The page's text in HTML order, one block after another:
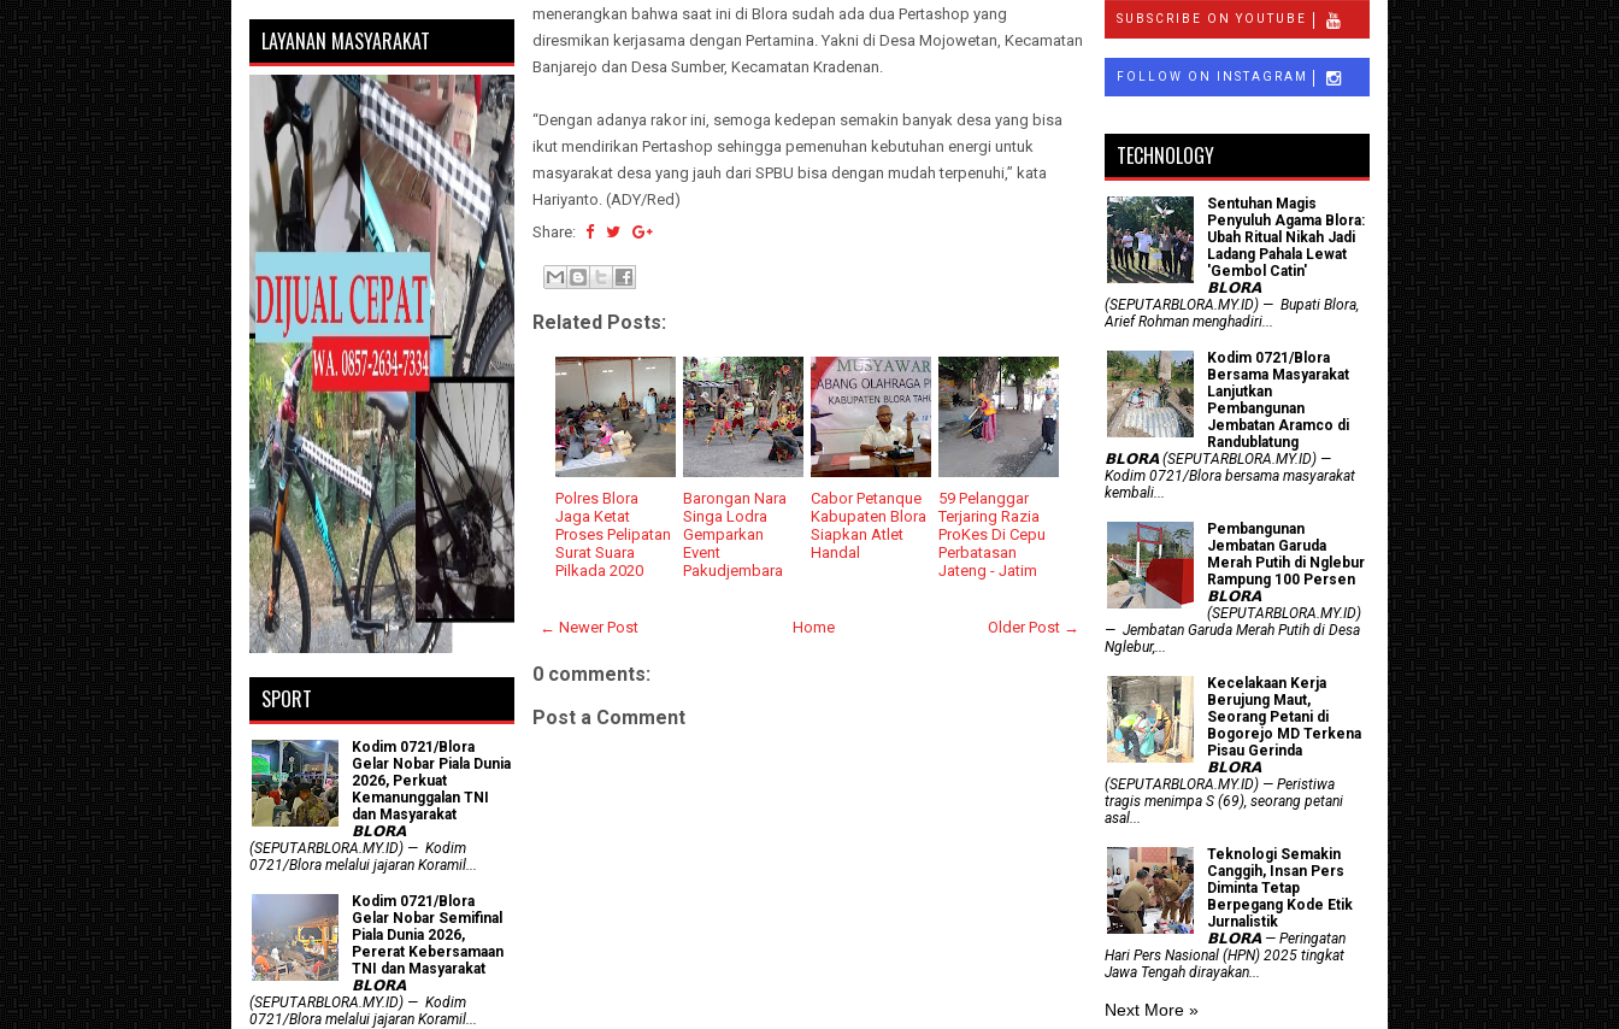
menerangkan bahwa saat ini di Blora sudah ada dua Pertashop yang
diresmikan kerjasama dengan Pertamina. Yakni di Desa Mojowetan, Kecamatan
Banjarejo dan Desa Sumber, Kecamatan Kradenan.
“Dengan adanya rakor ini, semoga kedepan semakin banyak desa yang bisa
ikut mendirikan Pertashop sehingga pemenuhan kebutuhan energi untuk
masyarakat desa yang jauh dari SPBU bisa dengan mudah terpenuhi,” kata
Hariyanto. (ADY/Red)
Share:
Related Posts:
Polres Blora
Jaga Ketat
Proses Pelipatan
Surat Suara
Pilkada 2020
Barongan Nara
Singa Lodra
Gemparkan
Event
Pakudjembara
Cabor Petanque
Kabupaten Blora
Siapkan Atlet
Handal
59 Pelanggar
Terjaring Razia
ProKes Di Cepu
Perbatasan
Jateng - Jatim
← Newer Post Older Post →
Home
0 comments:
Post a Comment
LAYANAN MASYARAKAT
SPORT
Kodim 0721/Blora
Gelar Nobar Piala Dunia
2026, Perkuat
Kemanunggalan TNI
dan Masyarakat
𝗕𝗟𝗢𝗥𝗔
(SEPUTARBLORA.MY.ID) — Kodim
0721/Blora melalui jajaran Koramil...
Kodim 0721/Blora
Gelar Nobar Semifinal
Piala Dunia 2026,
Pererat Kebersamaan
TNI dan Masyarakat
𝗕𝗟𝗢𝗥𝗔
(SEPUTARBLORA.MY.ID) — Kodim
0721/Blora melalui jajaran Koramil...
SUBSCRIBE ON YOUTUBE
FOLLOW ON INSTAGRAM
TECHNOLOGY
Sentuhan Magis
Penyuluh Agama Blora:
Ubah Ritual Nikah Jadi
Ladang Pahala Lewat
'Gembol Catin'
𝗕𝗟𝗢𝗥𝗔
(SEPUTARBLORA.MY.ID) — Bupati Blora,
Arief Rohman menghadiri...
Kodim 0721/Blora
Bersama Masyarakat
Lanjutkan
Pembangunan
Jembatan Aramco di
Randublatung
𝗕𝗟𝗢𝗥𝗔 (SEPUTARBLORA.MY.ID) —
Kodim 0721/Blora bersama masyarakat
kembali...
Pembangunan
Jembatan Garuda
Merah Putih di Nglebur
Rampung 100 Persen
𝗕𝗟𝗢𝗥𝗔
(SEPUTARBLORA.MY.ID)
— Jembatan Garuda Merah Putih di Desa
Nglebur,...
Kecelakaan Kerja
Berujung Maut,
Seorang Petani di
Bogorejo MD Terkena
Pisau Gerinda
𝗕𝗟𝗢𝗥𝗔
(SEPUTARBLORA.MY.ID) — Peristiwa
tragis menimpa S (69), seorang petani
asal...
Teknologi Semakin
Canggih, Insan Pers
Diminta Tetap
Berpegang Kode Etik
Jurnalistik
𝗕𝗟𝗢𝗥𝗔 — Peringatan
Hari Pers Nasional (HPN) 2025 tingkat
Jawa Tengah dirayakan...
Next More »